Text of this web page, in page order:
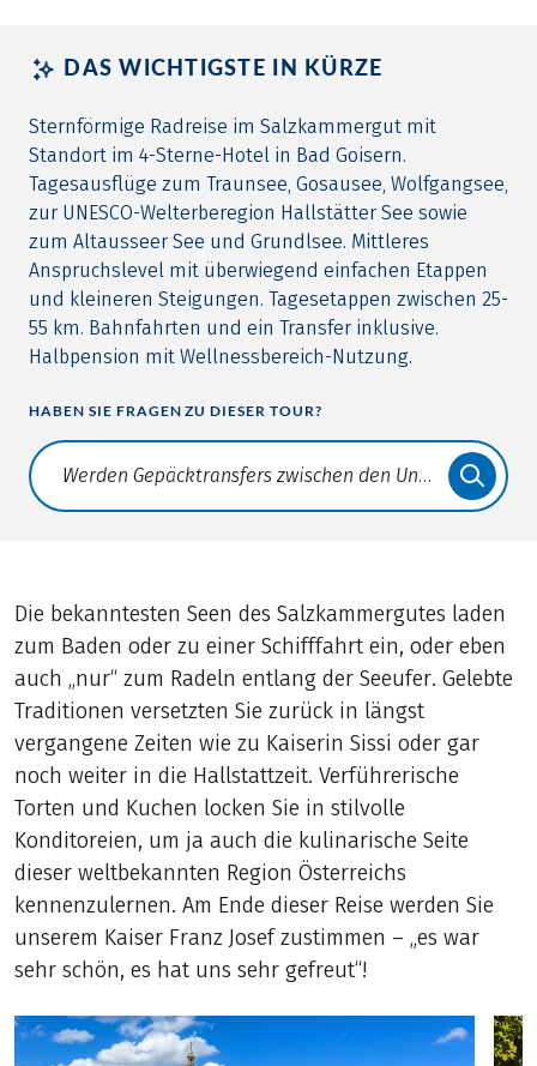
DAS WICHTIGSTE IN KÜRZE
Sternförmige Radreise im Salzkammergut mit
Standort im 4-Sterne-Hotel in Bad Goisern.
Tagesausflüge zum Traunsee, Gosausee, Wolfgangsee,
zur UNESCO-Welterberegion Hallstätter See sowie
zum Altausseer See und Grundlsee. Mittleres
Anspruchslevel mit überwiegend einfachen Etappen
und kleineren Steigungen. Tagesetappen zwischen 25-
55 km. Bahnfahrten und ein Transfer inklusive.
Halbpension mit Wellnessbereich-Nutzung.
HABEN SIE FRAGEN ZU DIESER TOUR?
Translate: a11y.faq.search
Die bekanntesten Seen des Salzkammergutes laden
zum Baden oder zu einer Schifffahrt ein, oder eben
auch „nur“ zum Radeln entlang der Seeufer. Gelebte
Traditionen versetzten Sie zurück in längst
vergangene Zeiten wie zu Kaiserin Sissi oder gar
noch weiter in die Hallstattzeit. Verführerische
Torten und Kuchen locken Sie in stilvolle
Konditoreien, um ja auch die kulinarische Seite
dieser weltbekannten Region Österreichs
kennenzulernen. Am Ende dieser Reise werden Sie
unserem Kaiser Franz Josef zustimmen – „es war
sehr schön, es hat uns sehr gefreut“!